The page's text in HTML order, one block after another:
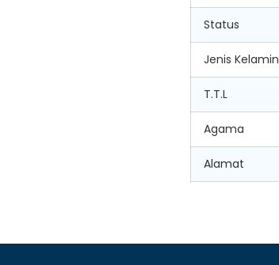
Status
Jenis Kelamin
T.T.L
Agama
Alamat